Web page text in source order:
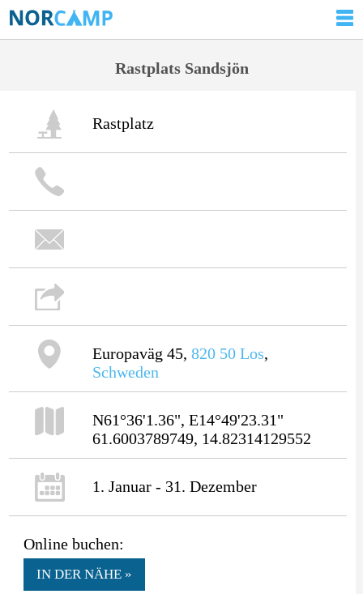
Rastplats Sandsjön
Rastplatz
Europaväg 45, 820 50 Los,
Schweden
N61°36'1.36", E14°49'23.31"
61.6003789749, 14.82314129552
1. Januar - 31. Dezember
Online buchen:
IN DER NÄHE »